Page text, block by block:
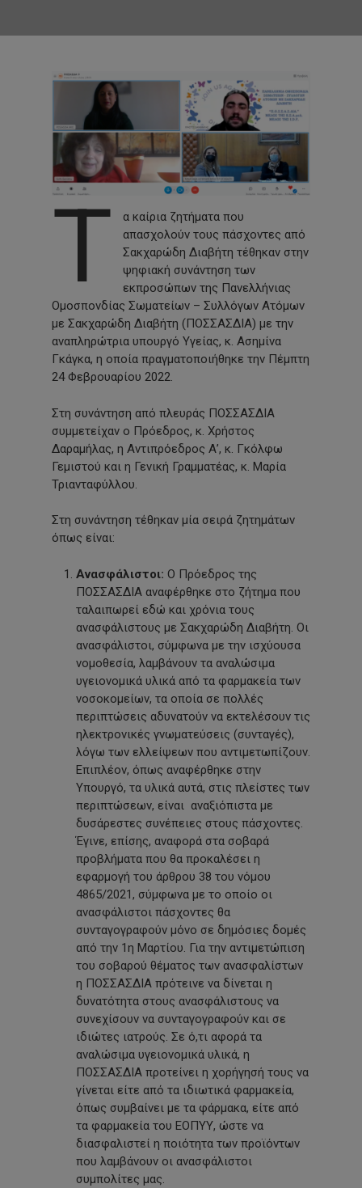
Τ
α καίρια ζητήματα που
απασχολούν τους πάσχοντες από
Σακχαρώδη Διαβήτη τέθηκαν στην
ψηφιακή συνάντηση των
εκπροσώπων της Πανελλήνιας
Ομοσπονδίας Σωματείων – Συλλόγων Ατόμων
με Σακχαρώδη Διαβήτη (ΠΟΣΣΑΣΔΙΑ) με την
αναπληρώτρια υπουργό Υγείας, κ. Ασημίνα
Γκάγκα, η οποία πραγματοποιήθηκε την Πέμπτη
24 Φεβρουαρίου 2022.
Στη συνάντηση από πλευράς ΠΟΣΣΑΣΔΙΑ
συμμετείχαν ο Πρόεδρος, κ. Χρήστος
Δαραμήλας, η Αντιπρόεδρος Α’, κ. Γκόλφω
Γεμιστού και η Γενική Γραμματέας, κ. Μαρία
Τριανταφύλλου.
Στη συνάντηση τέθηκαν μία σειρά ζητημάτων
όπως είναι:
Ανασφάλιστοι: Ο Πρόεδρος της
ΠΟΣΣΑΣΔΙΑ αναφέρθηκε στο ζήτημα που
ταλαιπωρεί εδώ και χρόνια τους
ανασφάλιστους με Σακχαρώδη Διαβήτη. Οι
ανασφάλιστοι, σύμφωνα με την ισχύουσα
νομοθεσία, λαμβάνουν τα αναλώσιμα
υγειονομικά υλικά από τα φαρμακεία των
νοσοκομείων, τα οποία σε πολλές
περιπτώσεις αδυνατούν να εκτελέσουν τις
ηλεκτρονικές γνωματεύσεις (συνταγές),
λόγω των ελλείψεων που αντιμετωπίζουν.
Επιπλέον, όπως αναφέρθηκε στην
Υπουργό, τα υλικά αυτά, στις πλείστες των
περιπτώσεων, είναι αναξιόπιστα με
δυσάρεστες συνέπειες στους πάσχοντες.
Έγινε, επίσης, αναφορά στα σοβαρά
προβλήματα που θα προκαλέσει η
εφαρμογή του άρθρου 38 του νόμου
4865/2021, σύμφωνα με το οποίο οι
ανασφάλιστοι πάσχοντες θα
συνταγογραφούν μόνο σε δημόσιες δομές
από την 1η Μαρτίου. Για την αντιμετώπιση
του σοβαρού θέματος των ανασφαλίστων
η ΠΟΣΣΑΣΔΙΑ πρότεινε να δίνεται η
δυνατότητα στους ανασφάλιστους να
συνεχίσουν να συνταγογραφούν και σε
ιδιώτες ιατρούς. Σε ό,τι αφορά τα
αναλώσιμα υγειονομικά υλικά, η
ΠΟΣΣΑΣΔΙΑ προτείνει η χορήγησή τους να
γίνεται είτε από τα ιδιωτικά φαρμακεία,
όπως συμβαίνει με τα φάρμακα, είτε από
τα φαρμακεία του ΕΟΠΥΥ, ώστε να
διασφαλιστεί η ποιότητα των προϊόντων
που λαμβάνουν οι ανασφάλιστοι
συμπολίτες μας.